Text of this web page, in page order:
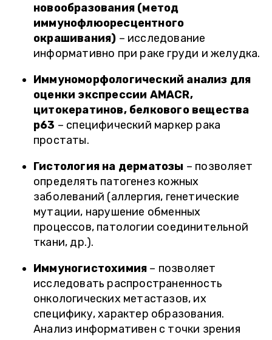
новообразования (метод
иммунофлюоресцентного
окрашивания) – исследование
информативно при раке груди и желудка.
Иммуноморфологический анализ для
оценки экспрессии AMACR,
цитокератинов, белкового вещества
p63 – специфический маркер рака
простаты.
Гистология на дерматозы – позволяет
определять патогенез кожных
заболеваний (аллергия, генетические
мутации, нарушение обменных
процессов, патологии соединительной
ткани, др.).
Иммуногистохимия – позволяет
исследовать распространенность
онкологических метастазов, их
специфику, характер образования.
Анализ информативен с точки зрения